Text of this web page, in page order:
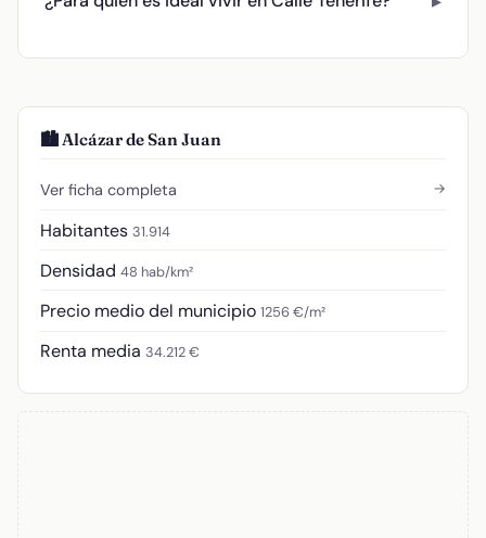
🏙️ Alcázar de San Juan
Ver ficha completa →
Habitantes 31.914
Densidad 48 hab/km²
Precio medio del municipio 1256 €/m²
Renta media 34.212 €